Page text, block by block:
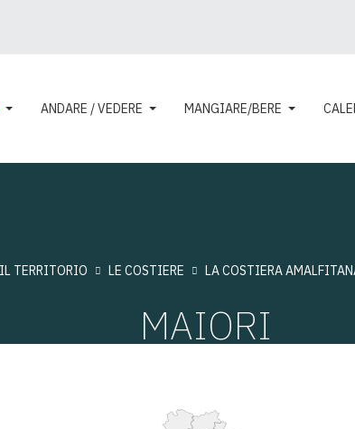
ANDARE / VEDERE MANGIARE/BERE
IL TERRITORIO LE COSTIERE LA COSTIERA
MAIORI